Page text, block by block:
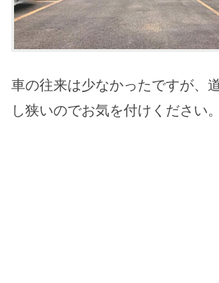
車の往来は少なかったですが、
し狭いのでお気を付けください。